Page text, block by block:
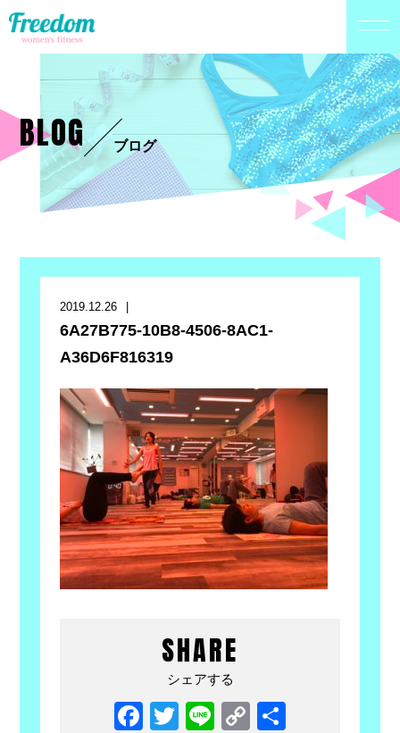
BLOG ブログ
2019.12.26
6A27B775-10B8-4506-8AC1-
A36D6F816319
SHARE
シェアする
Facebook
Twitter
LineCopy